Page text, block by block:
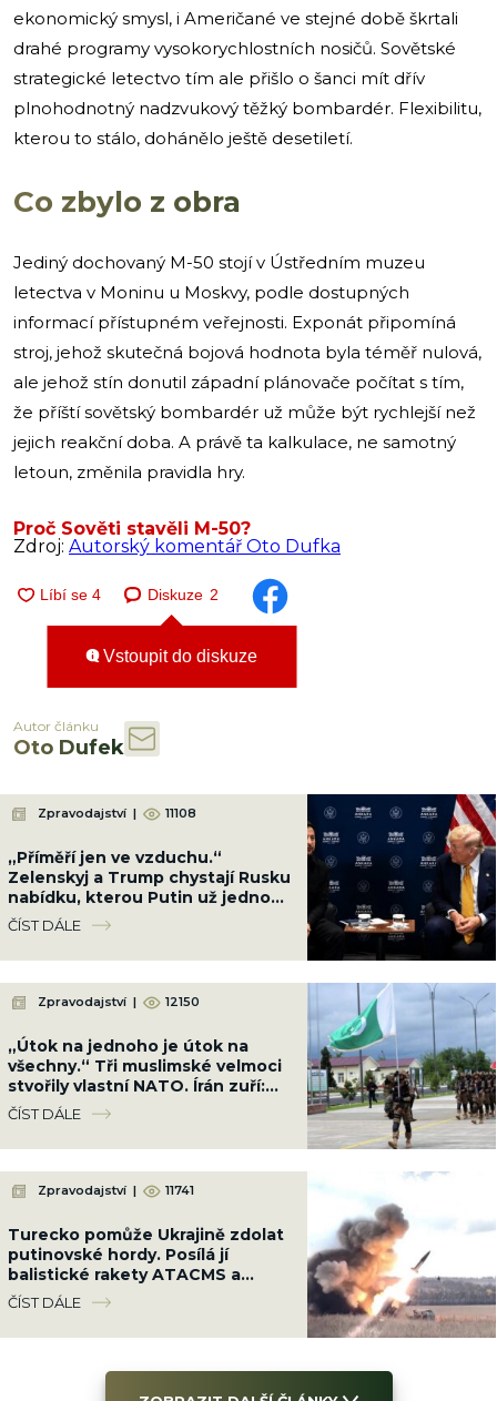
ekonomický smysl, i Američané ve stejné době škrtali
drahé programy vysokorychlostních nosičů. Sovětské
strategické letectvo tím ale přišlo o šanci mít dřív
plnohodnotný nadzvukový těžký bombardér. Flexibilitu,
kterou to stálo, dohánělo ještě desetiletí.
Co zbylo z obra
Jediný dochovaný M-50 stojí v Ústředním muzeu
letectva v Moninu u Moskvy, podle dostupných
informací přístupném veřejnosti. Exponát připomíná
stroj, jehož skutečná bojová hodnota byla téměř nulová,
ale jehož stín donutil západní plánovače počítat s tím,
že příští sovětský bombardér už může být rychlejší než
jejich reakční doba. A právě ta kalkulace, ne samotný
letoun, změnila pravidla hry.
Proč Sověti stavěli M-50?
Zdroj: Autorský komentář Oto Dufka
Diskuze 2
Vstoupit do diskuze
Autor článku
Oto Dufek
Zpravodajství | 11108
„Příměří jen ve vzduchu.“
Zelenskyj a Trump chystají Rusku
nabídku, kterou Putin už jednou
smetl ze stolu
ČÍST DÁLE
Zpravodajství | 12150
„Útok na jednoho je útok na
všechny.“ Tři muslimské velmoci
stvořily vlastní NATO. Írán zuří:
„Papír vás neochrání“
ČÍST DÁLE
Zpravodajství | 11741
Turecko pomůže Ukrajině zdolat
putinovské hordy. Posílá jí
balistické rakety ATACMS a
těžké raketomety M270
ČÍST DÁLE